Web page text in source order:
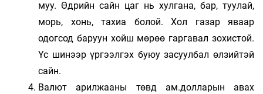
муу. Өдрийн сайн цаг нь хулгана, бар, туулай,
морь, хонь, тахиа болой. Хол газар яваар
одогсод баруун хойш мөрөө гаргавал зохистой.
Үс шинээр үргээлгэх буюу засуулбал өлзийтэй
сайн.
Валют арилжааны төвд ам.долларын авах